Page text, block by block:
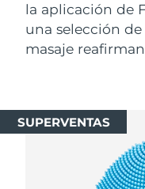
la aplicación de
una selección
masaje
SUPERVENTAS